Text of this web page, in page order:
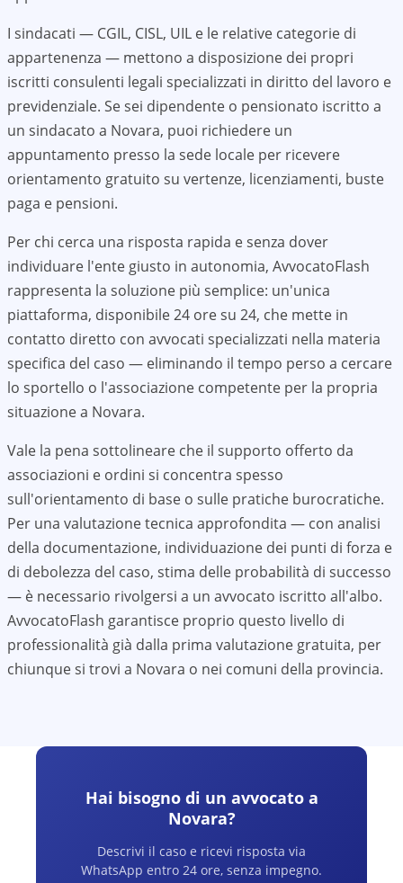
I sindacati — CGIL, CISL, UIL e le relative categorie di
appartenenza — mettono a disposizione dei propri
iscritti consulenti legali specializzati in diritto del lavoro e
previdenziale. Se sei dipendente o pensionato iscritto a
un sindacato a Novara, puoi richiedere un
appuntamento presso la sede locale per ricevere
orientamento gratuito su vertenze, licenziamenti, buste
paga e pensioni.
Per chi cerca una risposta rapida e senza dover
individuare l'ente giusto in autonomia, AvvocatoFlash
rappresenta la soluzione più semplice: un'unica
piattaforma, disponibile 24 ore su 24, che mette in
contatto diretto con avvocati specializzati nella materia
specifica del caso — eliminando il tempo perso a cercare
lo sportello o l'associazione competente per la propria
situazione a Novara.
Vale la pena sottolineare che il supporto offerto da
associazioni e ordini si concentra spesso
sull'orientamento di base o sulle pratiche burocratiche.
Per una valutazione tecnica approfondita — con analisi
della documentazione, individuazione dei punti di forza e
di debolezza del caso, stima delle probabilità di successo
— è necessario rivolgersi a un avvocato iscritto all'albo.
AvvocatoFlash garantisce proprio questo livello di
professionalità già dalla prima valutazione gratuita, per
chiunque si trovi a Novara o nei comuni della provincia.
Hai bisogno di un avvocato a
Novara?
Descrivi il caso e ricevi risposta via
WhatsApp entro 24 ore, senza impegno.